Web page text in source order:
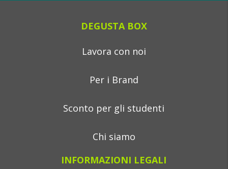
DEGUSTA BOX
Lavora con noi
Per i Brand
Sconto per gli studenti
Chi siamo
INFORMAZIONI LEGALI